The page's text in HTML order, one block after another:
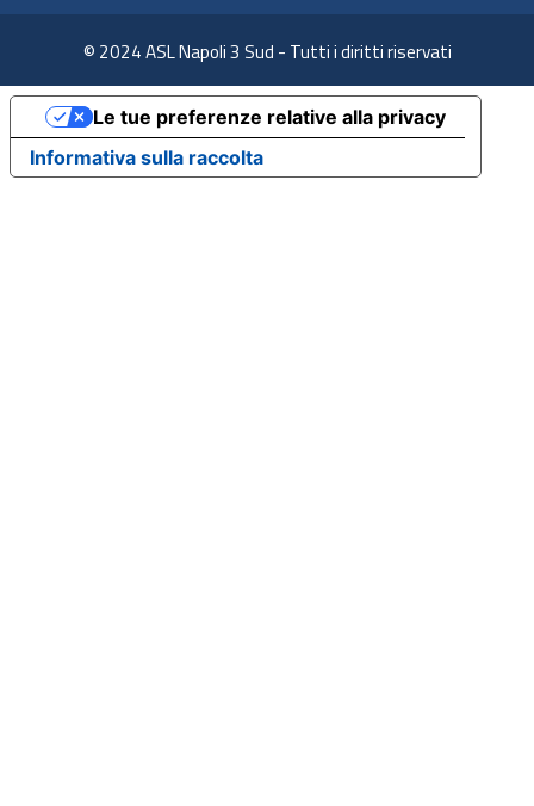
© 2024 ASL Napoli 3 Sud - Tutti i diritti riservati
Informativa sulla raccolta
Le tue preferenze relative alla privacy